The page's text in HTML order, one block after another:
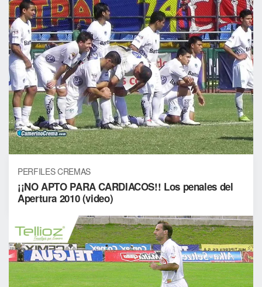
PERFILES CREMAS
¡¡NO APTO PARA CARDIACOS!! Los penales del
Apertura 2010 (video)